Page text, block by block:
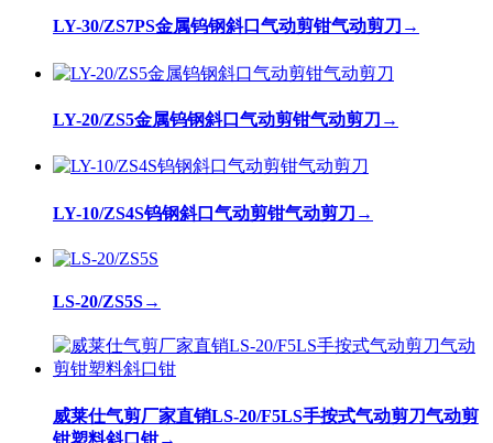
LY-30/ZS7PS金属钨钢斜口气动剪钳气动剪刀 →
LY-20/ZS5金属钨钢斜口气动剪钳气动剪刀 →
LY-10/ZS4S钨钢斜口气动剪钳气动剪刀 →
LS-20/ZS5S→
威莱仕气剪厂家直销LS-20/F5LS手按式气动剪刀气动剪
钳塑料斜口钳→